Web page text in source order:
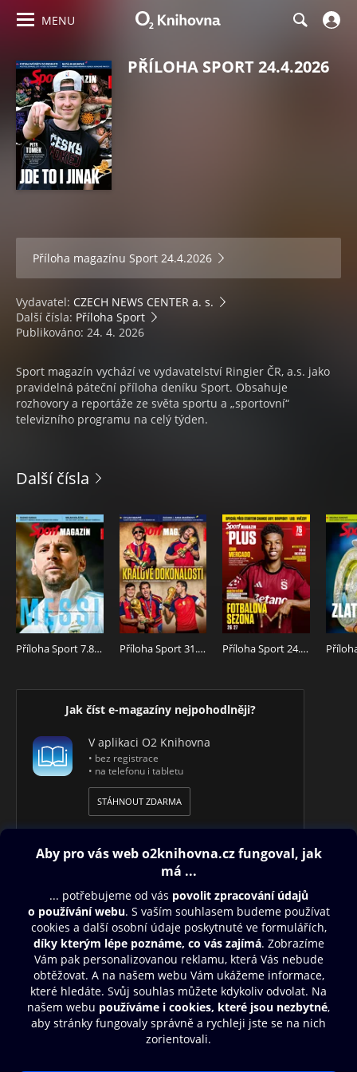
MENU
PŘÍLOHA SPORT 24.4.2026
Příloha magazínu Sport 24.4.2026
Vydavatel: CZECH NEWS CENTER a. s.
Další čísla: Příloha Sport
Publikováno: 24. 4. 2026
Sport magazín vychází ve vydavatelství Ringier ČR, a.s. jako
pravidelná páteční příloha deníku Sport. Obsahuje
rozhovory a reportáže ze světa sportu a „sportovní“
televizního programu na celý týden.
Další čísla
Příloha Sport 7.8.2026 Příloha Sport 31.7.2026 Příloha Sport 24.7.2026
Jak číst e-magazíny nejpohodlněji?
V aplikaci O2 Knihovna
• bez registrace
• na telefonu i tabletu
STÁHNOUT ZDARMA
Obsah ke stažení
Moje O2 Knihovna
Další zábava
© O2 Czech Republic a.s.